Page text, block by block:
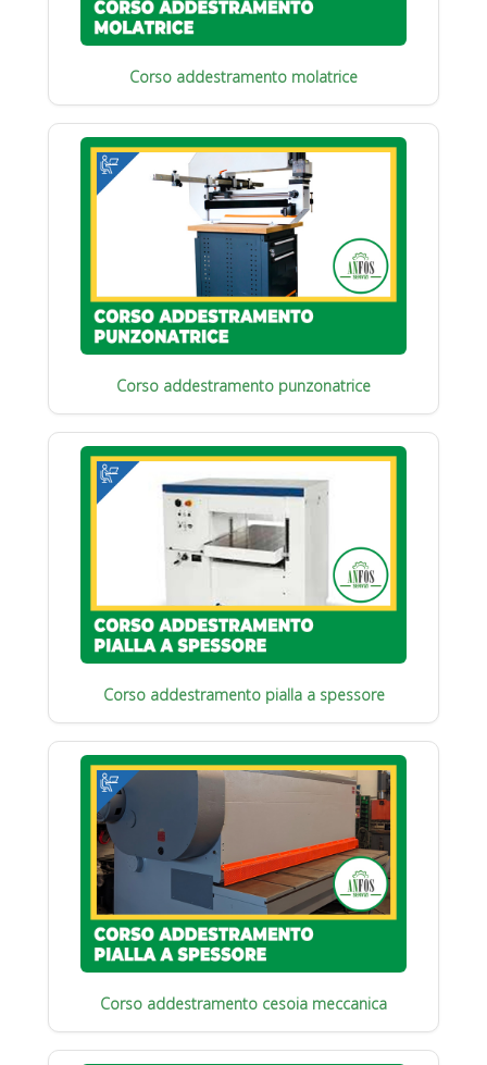
Corso addestramento molatrice
Corso addestramento punzonatrice
Corso addestramento pialla a spessore
Corso addestramento cesoia meccanica